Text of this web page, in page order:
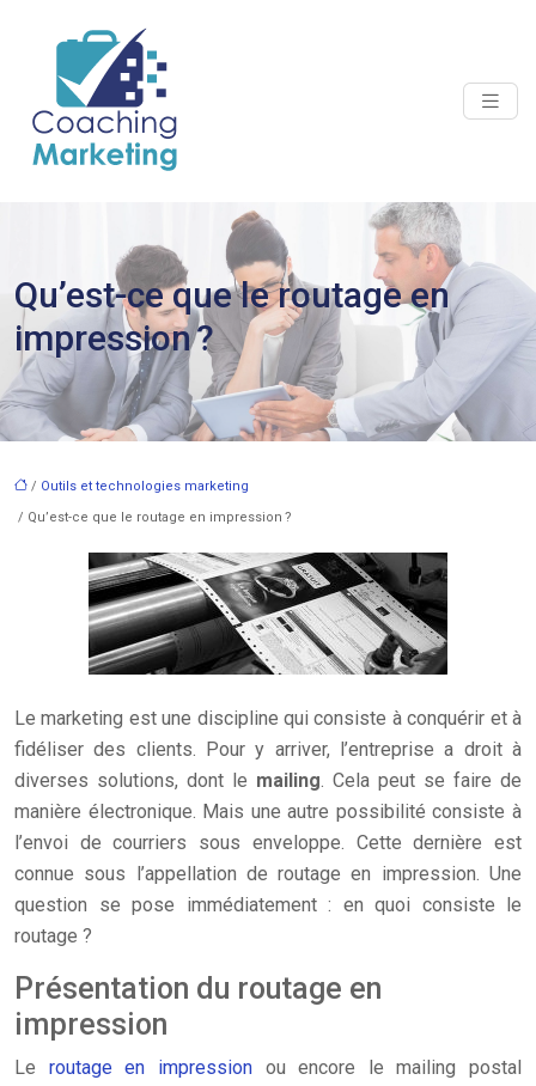
Qu’est-ce que le routage en
impression ?
/ Outils et technologies marketing
/ Qu’est-ce que le routage en impression ?
Le marketing est une discipline qui consiste à conquérir et à
fidéliser des clients. Pour y arriver, l’entreprise a droit à
diverses solutions, dont le mailing. Cela peut se faire de
manière électronique. Mais une autre possibilité consiste à
l’envoi de courriers sous enveloppe. Cette dernière est
connue sous l’appellation de routage en impression. Une
question se pose immédiatement : en quoi consiste le
routage ?
Présentation du routage en
impression
Le routage en impressionou encore le mailing postal